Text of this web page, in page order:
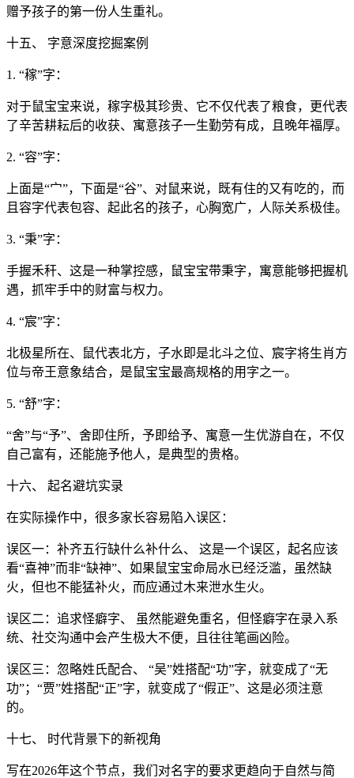
赠予孩子的第一份人生重礼。
十五、 字意深度挖掘案例
1. “稼”字：
对于鼠宝宝来说，稼字极其珍贵、它不仅代表了粮食，更代表
了辛苦耕耘后的收获、寓意孩子一生勤劳有成，且晚年福厚。
2. “容”字：
上面是“宀”，下面是“谷”、对鼠来说，既有住的又有吃的，而
且容字代表包容、起此名的孩子，心胸宽广，人际关系极佳。
3. “秉”字：
手握禾秆、这是一种掌控感，鼠宝宝带秉字，寓意能够把握机
遇，抓牢手中的财富与权力。
4. “宸”字：
北极星所在、鼠代表北方，子水即是北斗之位、宸字将生肖方
位与帝王意象结合，是鼠宝宝最高规格的用字之一。
5. “舒”字：
“舍”与“予”、舍即住所，予即给予、寓意一生优游自在，不仅
自己富有，还能施予他人，是典型的贵格。
十六、 起名避坑实录
在实际操作中，很多家长容易陷入误区：
误区一：补齐五行缺什么补什么、 这是一个误区，起名应该
看“喜神”而非“缺神”、如果鼠宝宝命局水已经泛滥，虽然缺
火，但也不能猛补火，而应通过木来泄水生火。
误区二：追求怪癖字、 虽然能避免重名，但怪癖字在录入系
统、社交沟通中会产生极大不便，且往往笔画凶险。
误区三：忽略姓氏配合、 “吴”姓搭配“功”字，就变成了“无
功”；“贾”姓搭配“正”字，就变成了“假正”、这是必须注意
的。
十七、 时代背景下的新视角
写在2026年这个节点，我们对名字的要求更趋向于自然与简